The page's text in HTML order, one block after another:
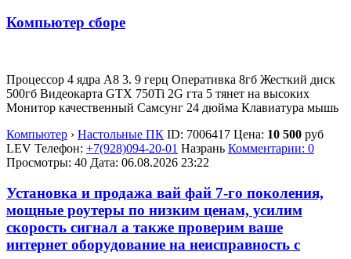
Компьютер сборе
Процессор 4 ядра А8 3. 9 герц Оперативка 8гб Жесткий диск
500гб Видеокарта GTX 750Ti 2G гта 5 тянет на высоких
Монитор качественный Самсунг 24 дюйма Клавиатура мышь
Компьютер › Настольные ПК ID: 7006417 Цена: 10 500 руб
LEV Телефон: +7(928)094-20-01 Назрань Комментарии: 0
Просмотры: 40 Дата: 06.08.2026 23:22
Установка и продажа вай фай 7-го поколения,
мощные роутеры по низким ценам, усилим
скорость сигнал а также проверим ваше
интернет оборудование на неисправность с